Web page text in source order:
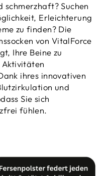
schmerzhaft? Suchen
Erleichterung
zu finden? Die
von VitalForce
Ihre Beine zu
ihres innovativen
und
Sie sich
fühlen.